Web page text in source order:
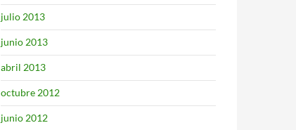
julio 2013
junio 2013
abril 2013
octubre 2012
junio 2012